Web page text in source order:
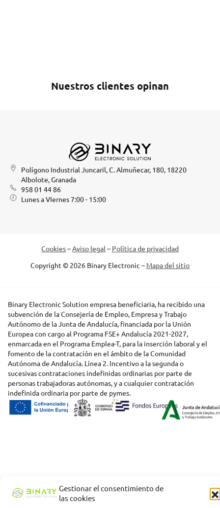
Gestionar el consentimiento de
las cookies
Nuestros clientes opinan
Polígono Industrial Juncaril, C. Almuñecar, 180, 18220
Albolote, Granada
958 01 44 86
Lunes a VIernes 7:00 - 15:00
Cookies– Aviso legal – Política de privacidad
Copyright © 2026 Binary Electronic – Mapa del sitio
Binary Electronic Solution empresa beneficiaria, ha recibido una
subvención de la Consejería de Empleo, Empresa y Trabajo
Autónomo de la Junta de Andalucía, financiada por la Unión
Europea con cargo al Programa FSE+ Andalucía 2021-2027,
enmarcada en el Programa Emplea-T, para la inserción laboral y el
fomento de la contratación en el ámbito de la Comunidad
Autónoma de Andalucía. Línea 2. Incentivo a la segunda o
sucesivas contrataciones indefinidas ordinarias por parte de
personas trabajadoras autónomas, y a cualquier contratación
indefinida ordinaria por parte de pymes.